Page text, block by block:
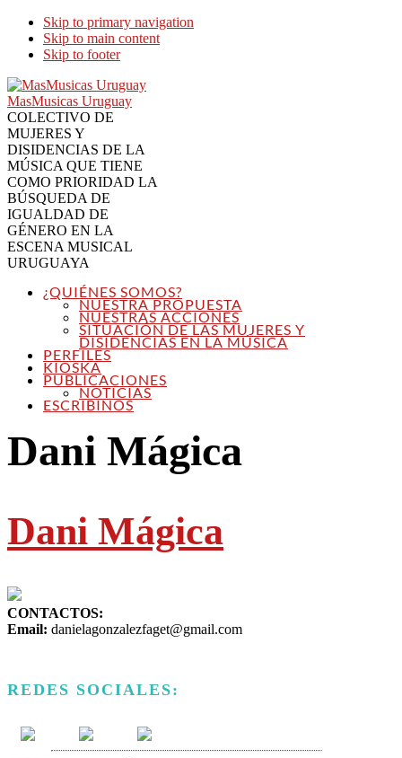
Skip to primary navigation
Skip to main content
Skip to footer
MasMusicas Uruguay
COLECTIVO DE
MUJERES Y
DISIDENCIAS DE LA
MÚSICA QUE TIENE
COMO PRIORIDAD LA
BÚSQUEDA DE
IGUALDAD DE
GÉNERO EN LA
ESCENA MUSICAL
URUGUAYA
¿QUIÉNES SOMOS?
NUESTRA PROPUESTA
NUESTRAS ACCIONES
SITUACIÓN DE LAS MUJERES Y
DISIDENCIAS EN LA MÚSICA
PERFILES
KIOSKA
PUBLICACIONES
NOTICIAS
ESCRIBINOS
Dani Mágica
Dani Mágica
CONTACTOS:
Email: danielagonzalezfaget@gmail.com
REDES SOCIALES: